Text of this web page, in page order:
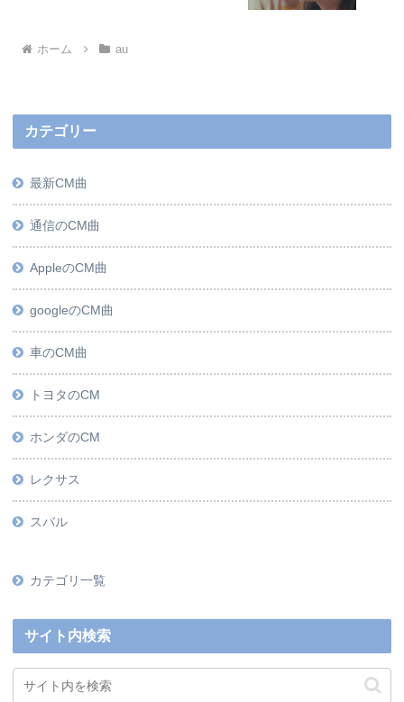
ホーム au
カテゴリー
最新CM曲
通信のCM曲
AppleのCM曲
googleのCM曲
車のCM曲
トヨタのCM
ホンダのCM
レクサス
スバル
カテゴリ一覧
サイト内検索